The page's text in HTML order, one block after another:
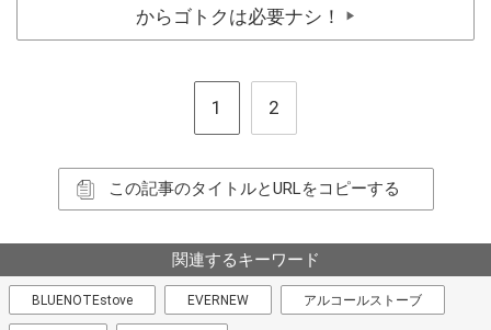
からゴトクは必要ナシ！
▶
1 2
この記事のタイトルとURLをコピーする
関連するキーワード
BLUENOTEstove EVERNEW アルコールストーブ